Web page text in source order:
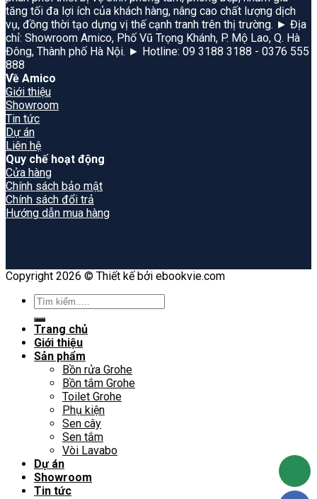
tăng tối đa lợi ích của khách hàng, nâng cao chất lượng dịch
vụ, đồng thời tạo dựng vị thế cạnh tranh trên thị trường. ► Địa
chỉ: Showroom Amico, Phố Vũ Trọng Khánh, P. Mộ Lao, Q. Hà
Đông, Thành phố Hà Nội. ► Hotline: 09 3188 3188 - 0376 555
888
Về Amico
Giới thiệu
Showroom
Tin tức
Dự án
Liên hệ
Quy chế hoạt động
Cửa hàng
Chính sách bảo mật
Chính sách đổi trả
Hướng dẫn mua hàng
Copyright 2026 © Thiết kế bởi ebookvie.com
Search
for:
Trang chủ
Giới thiệu
Sản phẩm
Bồn rửa Grohe
Bồn tắm Grohe
Toilet Grohe
Phụ kiện
Sen cây
Sen tắm
Vòi Lavabo
Dự án
Showroom
Tin tức